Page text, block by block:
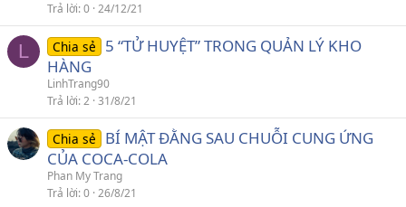
Trả lời 0 24/12/21
L Chia sẻ
5 “TỬ HUYỆT” TRONG QUẢN LÝ KHO
HÀNG
LinhTrang90
Trả lời 2 31/8/21
Chia sẻ
BÍ MẬT ĐẰNG SAU CHUỖI CUNG ỨNG
CỦA COCA-COLA
Phan My Trang
Trả lời 0 26/8/21